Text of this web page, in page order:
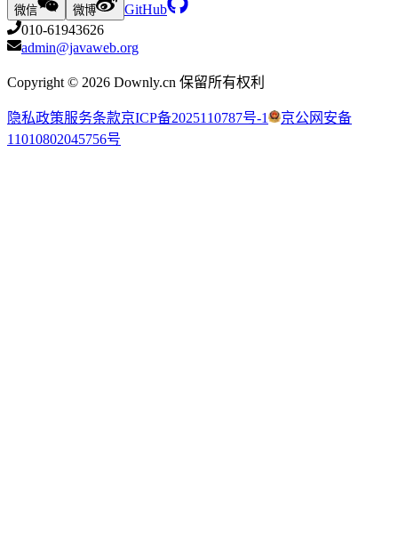
微信 微博
GitHub
010-61943626
admin@javaweb.org
Copyright © 2026 Downly.cn 保留所有权利
隐私政策服务条款京ICP备2025110787号-1
京公网安备
11010802045756号